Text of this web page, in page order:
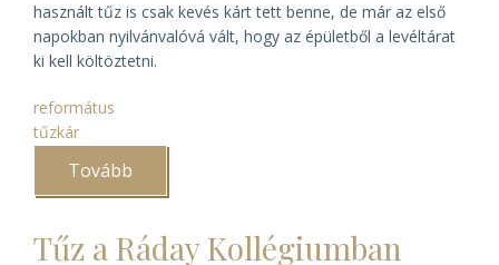
használt tűz is csak kevés kárt tett benne, de már az első
napokban nyilvánvalóvá vált, hogy az épületből a levéltárat
ki kell költöztetni.
református
tűzkár
Tovább
Levéltár
a
tűz
Tűz a Ráday Kollégiumban